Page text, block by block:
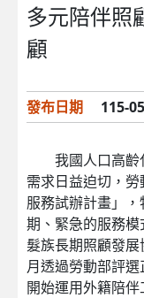
多元陪伴
顧
發布日期 115-
我國人口高齡
需求日益迫切，
服務試辦計畫」
期、緊急的服務
髮族長期照顧發
月透過勞動部評
開始運用外籍陪